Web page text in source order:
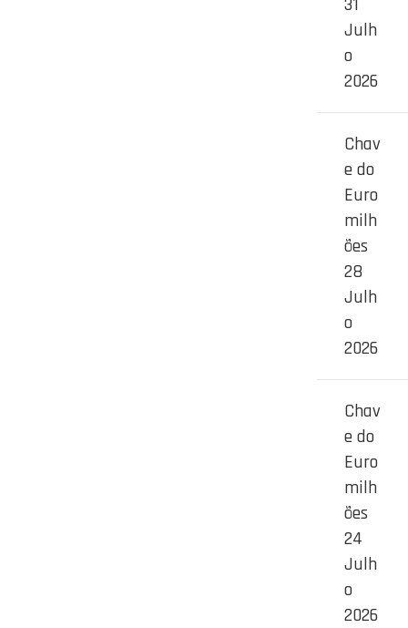
Julh
o
2026
Chav
e do
Euro
milh
ões
28
Julh
o
2026
Chav
e do
Euro
milh
ões
24
Julh
o
2026